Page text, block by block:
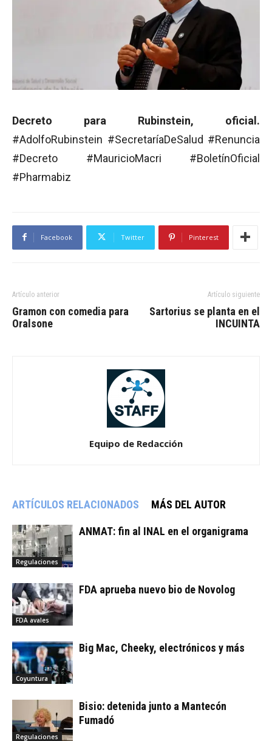
Decreto para Rubinstein, oficial.
#AdolfoRubinstein #SecretaríaDeSalud #Renuncia
#Decreto #MauricioMacri #BoletínOficial
#Pharmabiz
Facebook Twitter Pinterest
Artículo anterior
Gramon con comedia para
Oralsone
Artículo siguiente
Sartorius se planta en el
INCUINTA
Equipo de Redacción
ARTÍCULOS RELACIONADOS MÁS DEL AUTOR
Regulaciones
ANMAT: fin al INAL en el organigrama
FDA avales
FDA aprueba nuevo bio de Novolog
Coyuntura
Big Mac, Cheeky, electrónicos y más
Regulaciones
Bisio: detenida junto a Mantecón
Fumadó